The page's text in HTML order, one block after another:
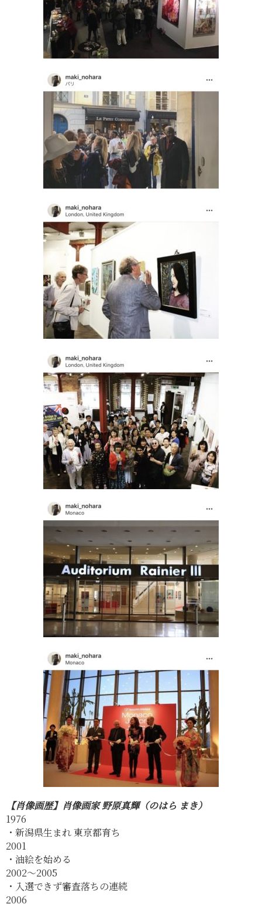
【肖像画歴】肖像画家 野原真輝（のはら まき）
1976
・新潟県生まれ 東京都育ち
2001
・油絵を始める
2002〜2005
・入選できず審査落ちの連続
2006